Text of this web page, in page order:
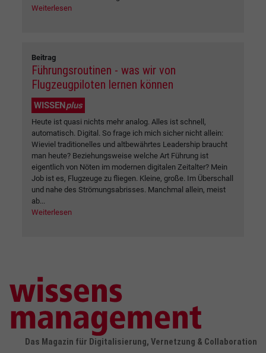
Weiterlesen
Beitrag
Führungsroutinen - was wir von
Flugzeugpiloten lernen können
WISSENplus
Heute ist quasi nichts mehr analog. Alles ist schnell,
automatisch. Digital. So frage ich mich sicher nicht allein:
Wieviel traditionelles und altbewährtes Leadership braucht
man heute? Beziehungsweise welche Art Führung ist
eigentlich von Nöten im modernen digitalen Zeitalter? Mein
Job ist es, Flugzeuge zu fliegen. Kleine, große. Im Überschall
und nahe des Strömungsabrisses. Manchmal allein, meist
ab...
Weiterlesen
Das Magazin für Digitalisierung, Vernetzung & Collaboration